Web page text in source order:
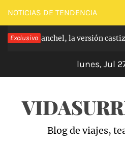
Saltar
al
contenido
NOTICIAS DE TENDENCIA
Exclusivo
de Carabanchel, la versión
lunes, Jul
Blog de viajes,